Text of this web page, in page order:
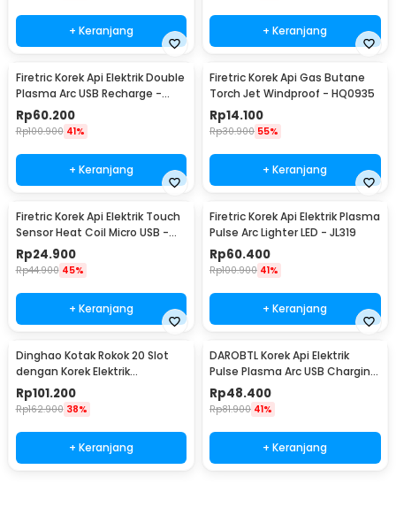
+ Keranjang + Keranjang
Firetric Korek Api Elektrik Double
Plasma Arc USB Recharge -
JL113
Rp60.200
Rp100.900 41%
+ Keranjang
Firetric Korek Api Gas Butane
Torch Jet Windproof - HQ0935
Rp14.100
Rp30.900 55%
+ Keranjang
Firetric Korek Api Elektrik Touch
Sensor Heat Coil Micro USB -
JL711
Rp24.900
Rp44.900 45%
+ Keranjang
Firetric Korek Api Elektrik Plasma
Pulse Arc Lighter LED - JL319
Rp60.400
Rp100.900 41%
+ Keranjang
Dinghao Kotak Rokok 20 Slot
dengan Korek Elektrik
Pyrotechnic - DH-9010
Rp101.200
Rp162.900 38%
+ Keranjang
DAROBTL Korek Api Elektrik
Pulse Plasma Arc USB Charging
- M911
Rp48.400
Rp81.900 41%
+ Keranjang